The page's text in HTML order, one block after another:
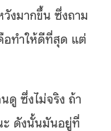
งมากขึ้น ซึ่งถาม
อทำให้ดีที่สุด แต่
ดู ซึ่งไม่จริง ถ้า
ดังนั้นมันอยู่ที่